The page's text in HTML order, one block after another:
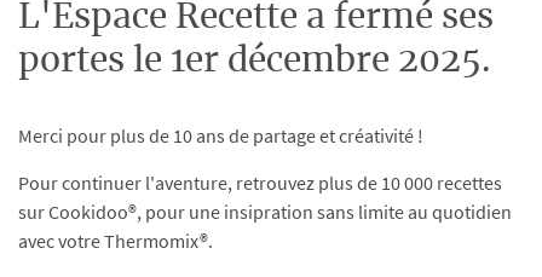
L'Espace Recette a fermé ses
portes le 1er décembre 2025.
Merci pour plus de 10 ans de partage et créativité !
Pour continuer l'aventure, retrouvez plus de 10 000 recettes
sur Cookidoo®, pour une insipration sans limite au quotidien
avec votre Thermomix®.